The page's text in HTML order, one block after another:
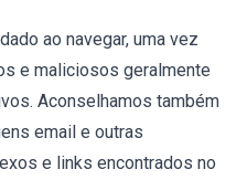
ao navegar, uma vez
e maliciosos geralmente
Aconselhamos também
email e outras
e links encontrados no